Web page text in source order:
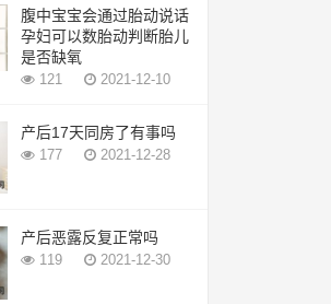
腹中宝宝会通过胎动说话
孕妇可以数胎动判断胎儿
是否缺氧
121 2021-12-10
产后17天同房了有事吗
177 2021-12-28
产后恶露反复正常吗
119 2021-12-30